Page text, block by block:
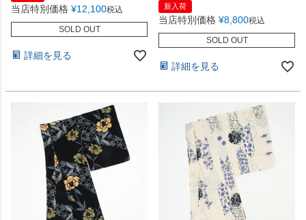
当店特別価格 ¥12,100税込
SOLD OUT
詳細を見る
新入荷
当店特別価格 ¥8,800税込
SOLD OUT
詳細を見る